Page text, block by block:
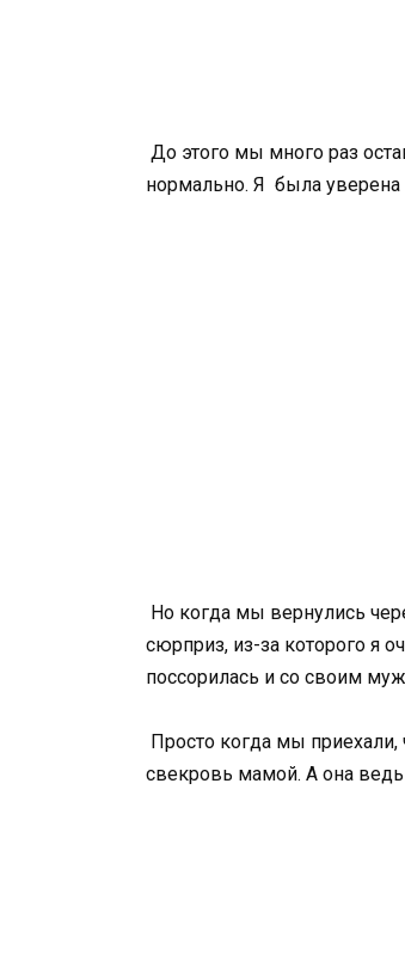
До этого мы много раз
нормально. Я была уверена
Но когда мы вернулись
сюрприз, из-за которого я
поссорилась и со своим
Просто когда мы
свекровь мамой. А она